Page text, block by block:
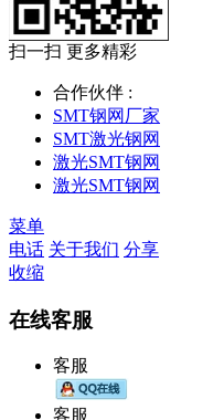
扫一扫 更多精彩
合作伙伴 :
SMT钢网厂家
SMT激光钢网
激光SMT钢网
激光SMT钢网
菜单
电话 关于我们 分享
收缩
在线客服
客服
客服